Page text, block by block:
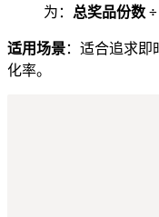
为： 总奖品份数
适用场景：适合追求即
化率。